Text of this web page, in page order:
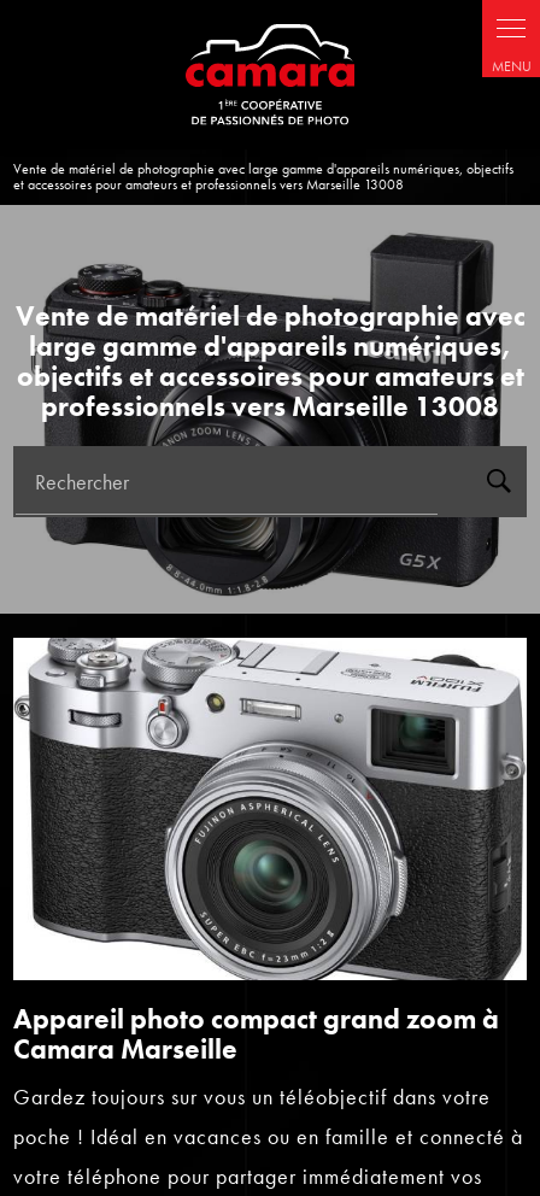
Vente de matériel de photographie avec large gamme d'appareils numériques, objectifs
et accessoires pour amateurs et professionnels vers Marseille 13008
Vente de matériel de photographie avec
large gamme d'appareils numériques,
objectifs et accessoires pour amateurs et
professionnels vers Marseille 13008
Rechercher
Appareil photo compact grand zoom à
Camara Marseille
Gardez toujours sur vous un téléobjectif dans votre
poche ! Idéal en vacances ou en famille et connecté à
votre téléphone pour partager immédiatement vos